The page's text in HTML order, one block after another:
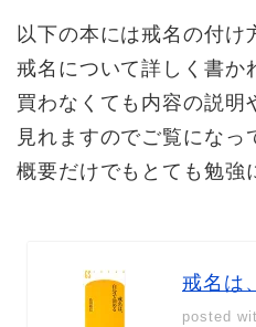
以下の本には戒名の付け
戒名について詳しく書か
買わなくても内容の説明
見れますのでご覧になっ
概要だけでもとても勉強
戒名は
posted